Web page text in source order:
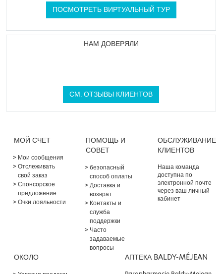
ПОСМОТРЕТЬ ВИРТУАЛЬНЫЙ ТУР
НАМ ДОВЕРЯЛИ
СМ. ОТЗЫВЫ КЛИЕНТОВ
МОЙ СЧЕТ
Мои сообщения
Отслеживать
свой заказ
Спонсорское
предложение
Очки лояльности
ПОМОЩЬ И
СОВЕТ
безопасный
способ оплаты
Доставка и
возврат
Контакты и
служба
поддержки
Часто
задаваемые
вопросы
ОБСЛУЖИВАНИЕ
КЛИЕНТОВ
Наша команда
доступна по
электронной почте
через ваш личный
кабинет
ОКОЛО АПТЕКА BALDY-MÉJEAN